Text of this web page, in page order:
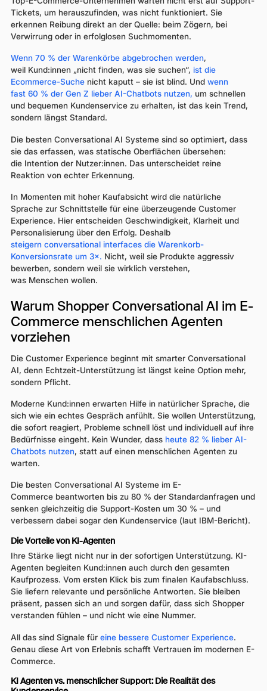
Tickets, um herauszufinden, was nicht funktioniert. Sie
erkennen Reibung direkt an der Quelle: beim Zögern, bei
Verwirrung oder in erfolglosen Suchmomenten.
Wenn 70 % der Warenkörbe abgebrochen werden,
weil Kund:innen „nicht finden, was sie suchen“, ist die
Ecommerce-Suchenicht kaputt – sie ist blind. Und wenn
fast 60 % der Gen Z lieber AI-Chatbots nutzen, um schnellen
und bequemen Kundenservice zu erhalten, ist das kein Trend,
sondern längst Standard.
Die besten Conversational AI Systeme sind so optimiert, dass
sie das erfassen, was statische Oberflächen übersehen:
die Intention der Nutzer:innen. Das unterscheidet reine
Reaktion von echter Erkennung.
In Momenten mit hoher Kaufabsicht wird die natürliche
Sprache zur Schnittstelle für eine überzeugende Customer
Experience. Hier entscheiden Geschwindigkeit, Klarheit und
Personalisierung über den Erfolg. Deshalb
steigern conversational interfaces die Warenkorb-
Konversionsrate um 3×. Nicht, weil sie Produkte aggressiv
bewerben, sondern weil sie wirklich verstehen,
was Menschen wollen.
Warum Shopper Conversational AI im E-
Commerce menschlichen Agenten
vorziehen
Die Customer Experience beginnt mit smarter Conversational
AI, denn Echtzeit-Unterstützung ist längst keine Option mehr,
sondern Pflicht.
Moderne Kund:innen erwarten Hilfe in natürlicher Sprache, die
sich wie ein echtes Gespräch anfühlt. Sie wollen Unterstützung,
die sofort reagiert, Probleme schnell löst und individuell auf ihre
Bedürfnisse eingeht. Kein Wunder, dass heute 82 % lieber AI-
Chatbots nutzen, statt auf einen menschlichen Agenten zu
warten.
Die besten Conversational AI Systeme im E-
Commerce beantworten bis zu 80 % der Standardanfragen und
senken gleichzeitig die Support-Kosten um 30 % – und
verbessern dabei sogar den Kundenservice (laut IBM-Bericht).
Die Vorteile von KI-Agenten
Ihre Stärke liegt nicht nur in der sofortigen Unterstützung. KI-
Agenten begleiten Kund:innen auch durch den gesamten
Kaufprozess. Vom ersten Klick bis zum finalen Kaufabschluss.
Sie liefern relevante und persönliche Antworten. Sie bleiben
präsent, passen sich an und sorgen dafür, dass sich Shopper
verstanden fühlen – und nicht wie eine Nummer.
All das sind Signale für eine bessere Customer Experience.
Genau diese Art von Erlebnis schafft Vertrauen im modernen E-
Commerce.
KI Agenten vs. menschlicher Support: Die Realität des